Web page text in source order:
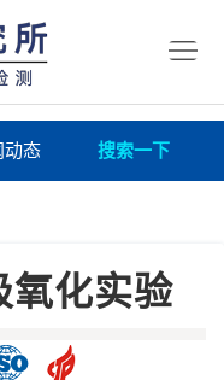
动态 搜索一下
氧化实验